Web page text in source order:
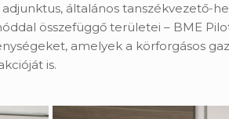
általános tanszékvezető-
összefüggő területei – BME
amelyek a körforgásos
is.